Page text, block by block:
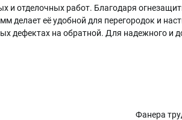
и отделочных работ. Благодаря
делает её удобной для перегородок и
дефектах на обратной. Для надежного и
Фанера